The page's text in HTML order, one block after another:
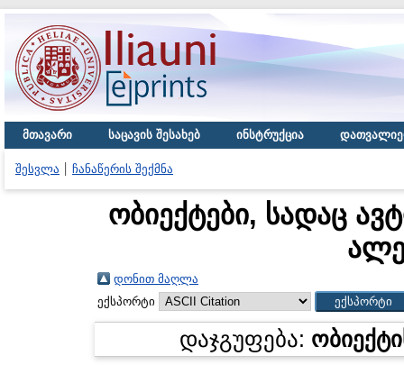
მთავარი საცავის შესახებ ინსტრუქცია
შესვლა ჩანაწერის შექმნა
ობიექტები, სადაც
დონით მაღლა
ექსპორტი
დაჯგუფება: